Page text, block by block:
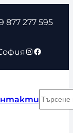
877 277 595
Instagram
Facebook